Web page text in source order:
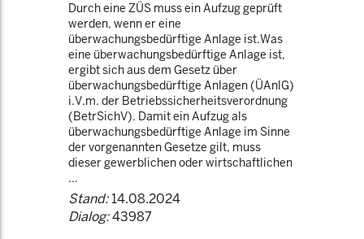
Durch eine ZÜS muss ein Aufzug geprüft
werden, wenn er eine
überwachungsbedürftige Anlage ist.Was
eine überwachungsbedürftige Anlage ist,
ergibt sich aus dem Gesetz über
überwachungsbedürftige Anlagen (ÜAnlG)
i.V.m. der Betriebssicherheitsverordnung
(BetrSichV). Damit ein Aufzug als
überwachungsbedürftige Anlage im Sinne
der vorgenannten Gesetze gilt, muss
dieser gewerblichen oder wirtschaftlichen
...
Stand:14.08.2024
Dialog:43987